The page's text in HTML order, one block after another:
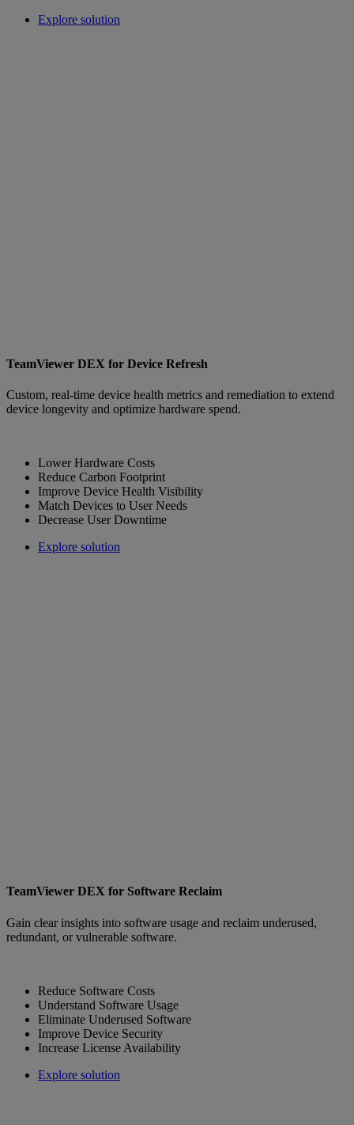
Explore solution
TeamViewer DEX for Device Refresh
Custom, real-time device health metrics and remediation to extend
device longevity and optimize hardware spend.
Lower Hardware Costs
Reduce Carbon Footprint
Improve Device Health Visibility
Match Devices to User Needs
Decrease User Downtime
Explore solution
TeamViewer DEX for Software Reclaim
Gain clear insights into software usage and reclaim underused,
redundant, or vulnerable software.
Reduce Software Costs
Understand Software Usage
Eliminate Underused Software
Improve Device Security
Increase License Availability
Explore solution